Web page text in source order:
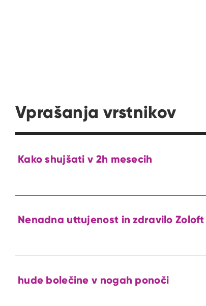
Vprašanja vrstnikov
Kako shujšati v 2h mesecih
Nenadna uttujenost in zdravilo Zoloft
hude bolečine v nogah ponoči